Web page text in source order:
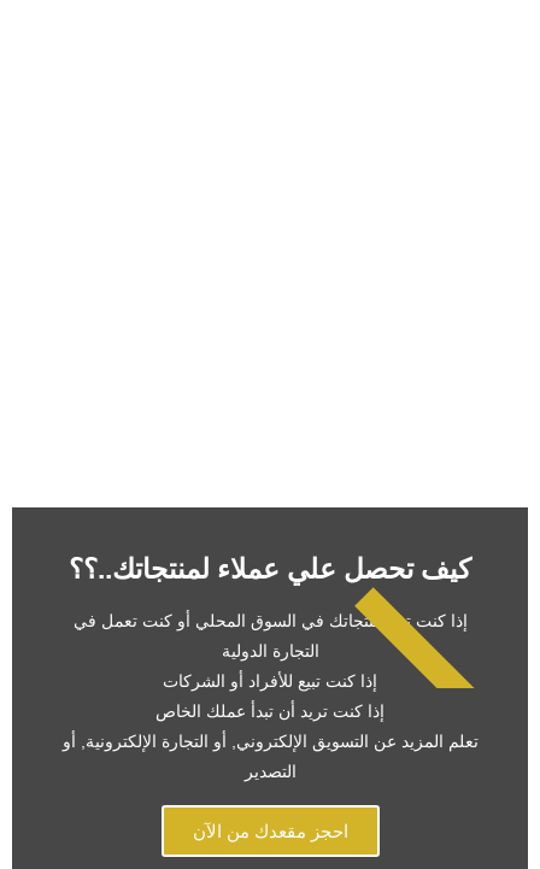
كيف تحصل علي عملاء لمنتجاتك..؟؟
إذا كنت تبيع منتجاتك في السوق المحلي أو كنت تعمل في
التجارة الدولية
إذا كنت تبيع للأفراد أو الشركات
إذا كنت تريد أن تبدأ عملك الخاص
تعلم المزيد عن التسويق الإلكتروني, أو التجارة الإلكترونية, أو
التصدير
احجز مقعدك من الآن
محاضرة مجانية